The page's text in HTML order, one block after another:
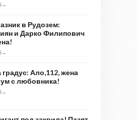
-
в Рудозем:
и Дарко Филипович
-
градус: Ало,112, жена
с любовника!
-